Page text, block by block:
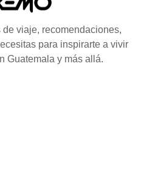
viaje, recomendaciones,
para inspirarte a vivir
Guatemala y más allá.